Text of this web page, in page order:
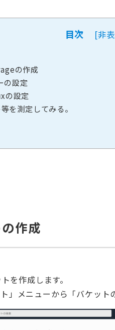
目次 [非
の作成
の設定
の設定
を測定してみる。
作成
を作成します。
」メニューから「バケット